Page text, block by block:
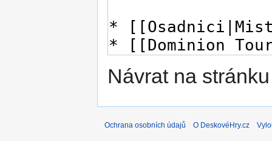
Návrat na stránku
Ochrana osobních údajů O DeskovéHry.cz